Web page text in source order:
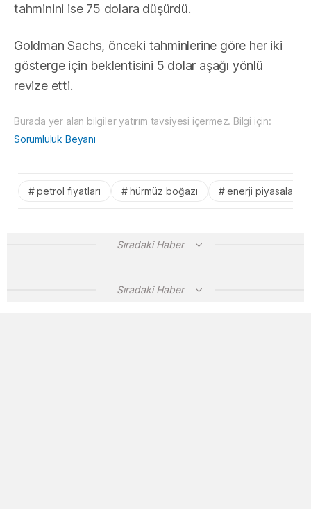
tahminini ise 75 dolara düşürdü.
Goldman Sachs, önceki tahminlerine göre her iki
gösterge için beklentisini 5 dolar aşağı yönlü
revize etti.
Burada yer alan bilgiler yatırım tavsiyesi içermez. Bilgi için:
Sorumluluk Beyanı
petrol fiyatları hürmüz boğazı enerji piyasaları
Sıradaki Haber
Sıradaki Haber